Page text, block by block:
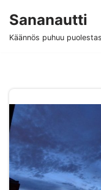
Siirry
Sananautti
Käännös puhuu